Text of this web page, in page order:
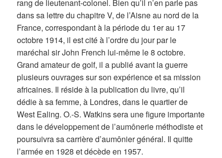
rang de lieutenant-colonel. Bien qu’il n’en parle pas
dans sa lettre du chapitre V, de l’Aisne au nord de la
France, correspondant à la période du 1er au 17
octobre 1914, il est cité à l’ordre du jour par le
maréchal sir John French lui-même le 8 octobre.
Grand amateur de golf, il a publié avant la guerre
plusieurs ouvrages sur son expérience et sa mission
africaines. Il réside à la publication du livre, qu’il
dédie à sa femme, à Londres, dans le quartier de
West Ealing. O.-S. Watkins sera une figure importante
dans le développement de l’aumônerie méthodiste et
poursuivra sa carrière d’aumônier général. Il quitte
l’armée en 1928 et décède en 1957.